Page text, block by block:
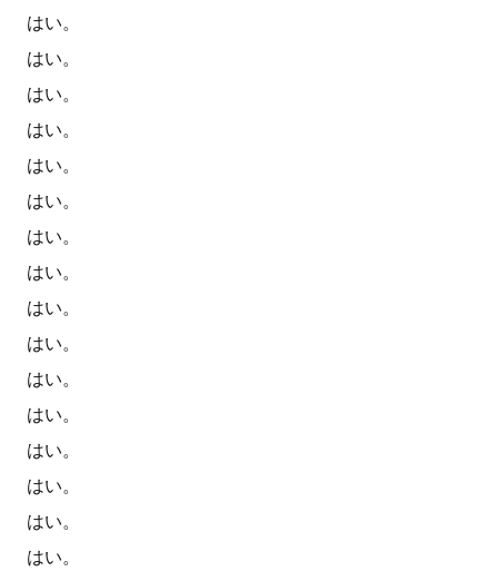
はい。
はい。
はい。
はい。
はい。
はい。
はい。
はい。
はい。
はい。
はい。
はい。
はい。
はい。
はい。
はい。